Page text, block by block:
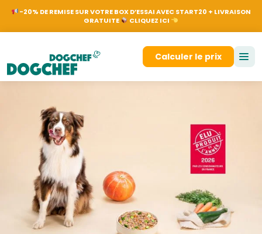
-20% DE REMISE SUR VOTRE BOX D’ESSAI AVEC START20 + LIVRAISON
GRATUITE
CLIQUEZ ICI
Calculer le prix
Se connecter